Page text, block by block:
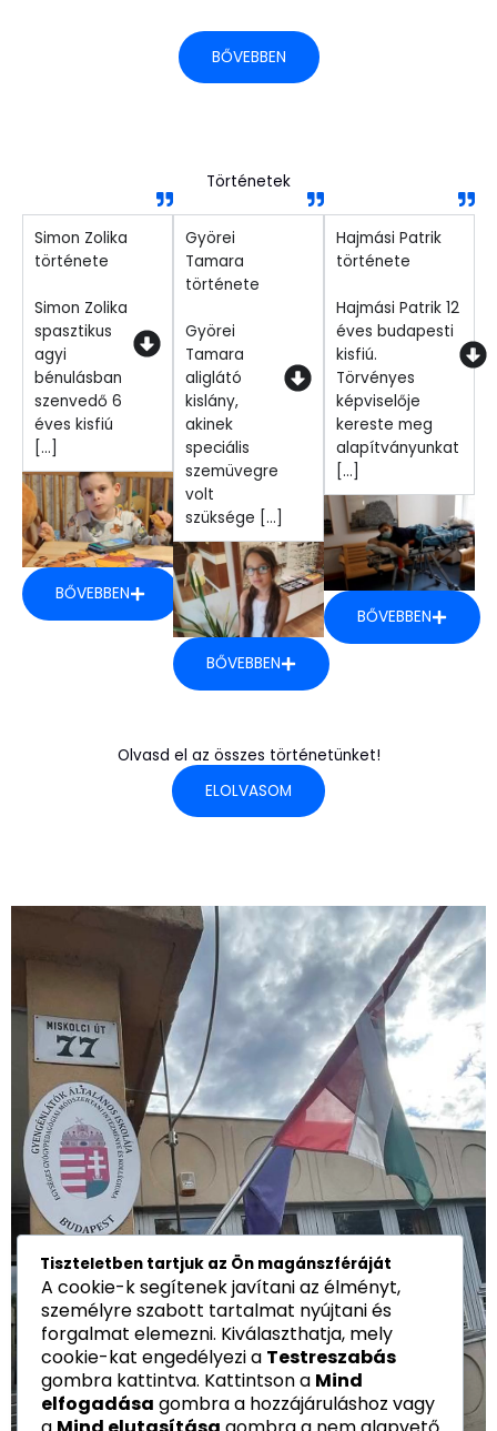
BŐVEBBEN
Történetek
Simon Zolika
története
Simon Zolika
spasztikus
agyi
bénulásban
szenvedő 6
éves kisfiú
[...]
BŐVEBBEN
Györei
Tamara
története
Györei
Tamara
aliglátó
kislány,
akinek
speciális
szemüvegre
volt
szüksége [...]
BŐVEBBEN
Hajmási Patrik
története
Hajmási Patrik 12
éves budapesti
kisfiú.
Törvényes
képviselője
kereste meg
alapítványunkat
[...]
BŐVEBBEN
Olvasd el az összes történetünket!
ELOLVASOM
Tiszteletben tartjuk az Ön magánszféráját
A cookie-k segítenek javítani az élményt,
személyre szabott tartalmat nyújtani és
forgalmat elemezni. Kiválaszthatja, mely
cookie-kat engedélyezi a Testreszabás
gombra kattintva. Kattintson a Mind
elfogadása gombra a hozzájáruláshoz vagy